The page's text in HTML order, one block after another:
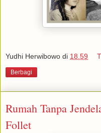
Yudhi Herwibowo di 18.59
Berbagi
Rumah Tanpa
Follet